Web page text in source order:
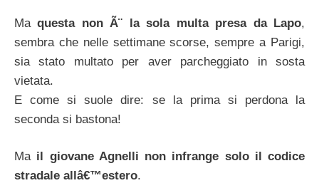
Maquesta non Ã¨ la sola multa presa da Lapo,
sembra che nelle settimane scorse, sempre a Parigi,
sia stato multato per aver parcheggiato in sosta
vietata.
E come si suole dire: se la prima si perdona la
seconda si bastona!
Ma il giovane Agnelli non infrange solo il codice
stradale allâ€™estero.